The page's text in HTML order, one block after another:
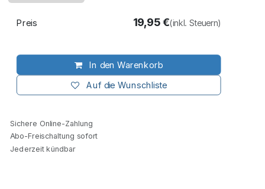
In den Warenkorb
Auf die Wunschliste
Preis 19,95€(inkl. Steuern)
Sichere Online-Zahlung
Abo-Freischaltung sofort
Jederzeit kündbar